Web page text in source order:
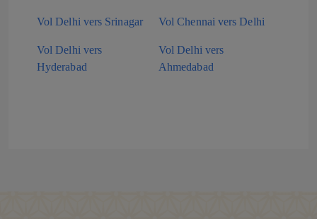
Vol Delhi vers Srinagar Vol Chennai vers Delhi
Vol Delhi vers
Hyderabad
Vol Delhi vers
Ahmedabad